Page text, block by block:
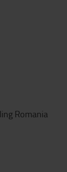
Romania